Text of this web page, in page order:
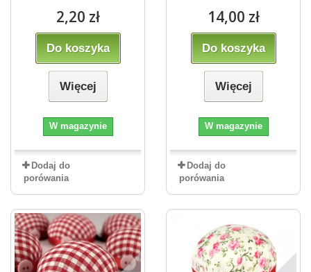
2,20 zł
Do koszyka
Więcej
W magazynie
Dodaj do
porówania
14,00 zł
Do koszyka
Więcej
W magazynie
Dodaj do
porówania